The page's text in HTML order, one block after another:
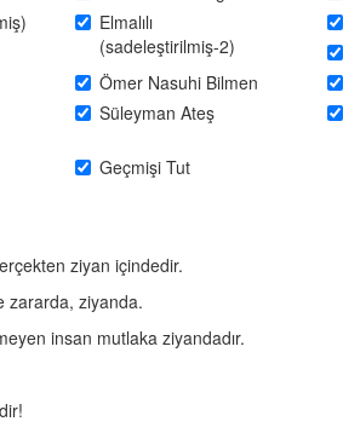
Elmalılı
(sadeleştirilmiş-2)
Ömer Nasuhi Bilmen
Süleyman Ateş
Geçmişi Tut
ziyan içindedir.
zararda, ziyanda.
insan mutlaka ziyandadır.